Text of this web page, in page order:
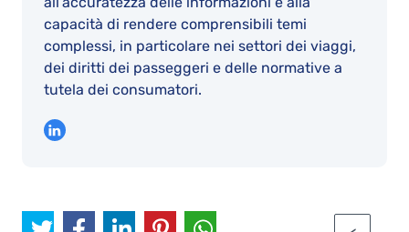
capacità di rendere comprensibili temi
complessi, in particolare nei settori dei viaggi,
dei diritti dei passeggeri e delle normative a
tutela dei consumatori.